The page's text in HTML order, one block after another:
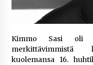
2
2
Kimmo Sasi oli
merkittävimmistä
kuolemansa 16.